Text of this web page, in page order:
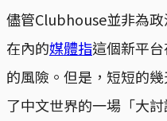
儘管Clubhouse並非為
在內的媒體指這個新平
的風險。但是，短短的
了中文世界的一場「大